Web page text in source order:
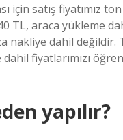
için satış fiyatımız
TL, araca yükleme
nakliye dahil değildir.
fiyatlarımızı
yapılır?